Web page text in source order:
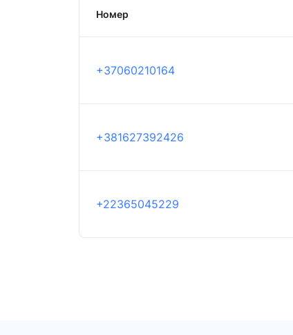
Номер
+37060210164
+381627392426
+22365045229